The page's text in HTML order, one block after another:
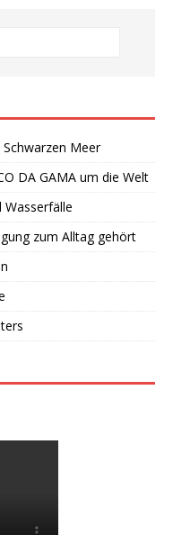
Meer
DA GAMA um die Welt
Wasserfälle
zum Alltag gehört